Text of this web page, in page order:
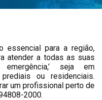
essencial para a região,
atender a todas as suas
seja em
ou residenciais.
um profissional perto de
2000.